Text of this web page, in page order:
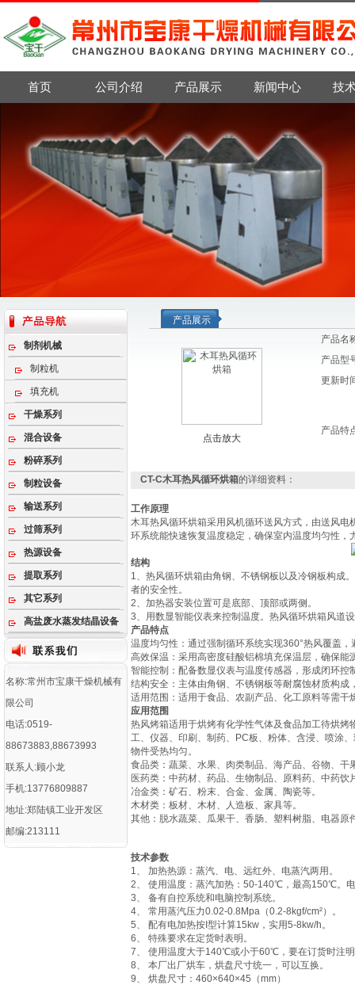
首页 公司介绍 产品展示 新闻中心 技
制剂机械
制粒机
填充机
干燥系列
混合设备
粉碎系列
制粒设备
输送系列
过筛系列
热源设备
提取系列
其它系列
高盐废水蒸发结晶设备
名称:常州市宝康干燥机械有
限公司
电话:0519-
88673883,88673993
联系人:顾小龙
手机:13776809887
地址:郑陆镇工业开发区
邮编:213111
产品展示
点击放大
产品名
产品型
更新时
产品特
CT-C木耳热风循环烘箱的详细资料：
工作原理
木耳热风循环烘箱采用风机循环送风方式，由送风
环系统能快速恢复温度稳定，确保室内温度均匀性
结构
1、热风循环烘箱由角钢、不锈钢板以及冷钢板构成
者的安全性。
2、加热器安装位置可是底部、顶部或两侧。
3、用数显智能仪表来控制温度。热风循环烘箱风道
产品特点
温度均匀性‌：通过强制循环系统实现360°热风覆盖
高效保温‌：采用高密度硅酸铝棉填充保温层，确保能
智能控制‌：配备数显仪表与温度传感器，形成闭环控
结构安全‌：主体由角钢、不锈钢板等耐腐蚀材质构成
适用范围‌：适用于食品、农副产品、化工原料等需
应用范围
热风烤箱适用于烘烤有化学性气体及食品加工待烘
工、仪器、印刷、制药、PC板、粉体、含浸、喷涂
物件受热均匀。
食品类‌：蔬菜、水果、肉类制品、海产品、谷物、干
医药类‌：中药材、药品、生物制品、原料药、中药
‌冶金类‌：矿石、粉末、合金、金属、陶瓷等‌。
‌木材类‌：板材、木材、人造板、家具等‌。
其他‌：脱水蔬菜、瓜果干、香肠、塑料树脂、电器原
技术参数
1、 加热热源：蒸汽、电、远红外、电蒸汽两用。
2、 使用温度：蒸汽加热：50-140℃，最高150℃。
3、 备有自控系统和电脑控制系统。
4、 常用蒸汽压力0.02-0.8Mpa（0.2-8kgf/cm²）。
5、 配有电加热按I型计算15kw，实用5-8kw/h。
6、 特殊要求在定货时表明。
7、 使用温度大于140℃或小于60℃，要在订货时注
8、 本厂出厂烘车，烘盘尺寸统一，可以互换。
9、 烘盘尺寸：460×640×45（mm）